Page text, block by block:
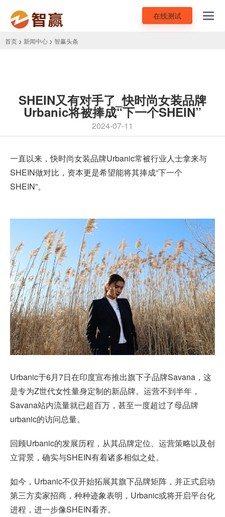
在线测试
首页 > 新闻中心 > 智赢头条
SHEIN又有对手了_快时尚女装品牌
Urbanic将被捧成“下一个SHEIN”
2024-07-11
一直以来，快时尚女装品牌Urbanic常被行业人士拿来与
SHEIN做对比，资本更是希望能将其捧成“下一个
SHEIN”。
Urbanic于6月7日在印度宣布推出旗下子品牌Savana，这
是专为Z世代女性量身定制的新品牌。运营不到半年，
Savana站内流量就已超百万，甚至一度超过了母品牌
urbanic的访问总量。
回顾Urbanic的发展历程，从其品牌定位、运营策略以及创
立背景，确实与SHEIN有着诸多相似之处。
如今，Urbanic不仅开始拓展其旗下品牌矩阵，并正式启动
第三方卖家招商，种种迹象表明，Urbanic或将开启平台化
进程，进一步像SHEIN看齐。